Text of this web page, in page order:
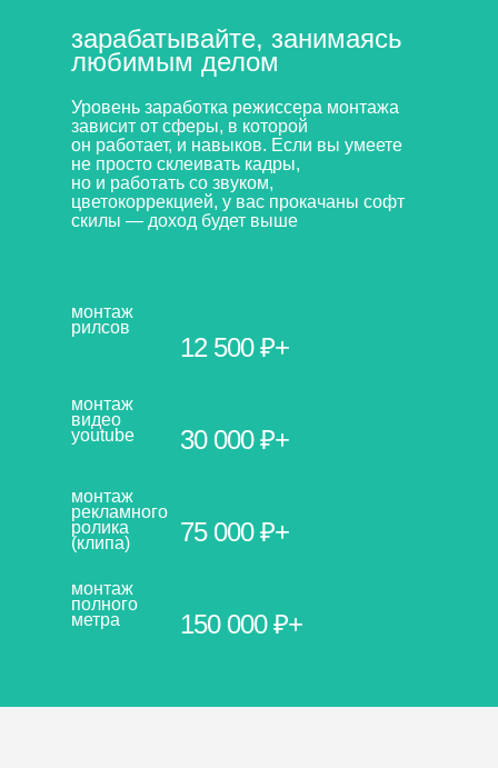
зарабатывайте, занимаясь
любимым делом
монтаж
рилсов
12 500 ₽+
монтаж
видео
youtube
Уровень заработка режиссера монтажа
зависит от сферы, в которой
он работает, и навыков. Если вы умеете
не просто склеивать кадры,
но и работать со звуком,
цветокоррекцией, у вас прокачаны софт
скилы — доход будет выше
30 000 ₽+
монтаж
рекламного
ролика
(клипа)
75 000 ₽+
монтаж
полного
метра
150 000 ₽+